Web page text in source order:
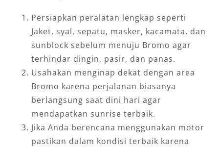
Persiapkan peralatan lengkap seperti
Jaket, syal, sepatu, masker, kacamata, dan
sunblock sebelum menuju Bromo agar
terhindar dingin, pasir, dan panas.
Usahakan menginap dekat dengan area
Bromo karena perjalanan biasanya
berlangsung saat dini hari agar
mendapatkan sunrise terbaik.
Jika Anda berencana menggunakan motor
pastikan dalam kondisi terbaik karena